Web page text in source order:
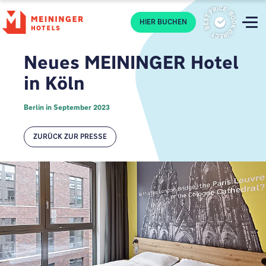
P HIER BUCHEN
Neues MEININGER Hotel
in Köln
Berlin in September 2023
ZURÜCK ZUR PRESSE